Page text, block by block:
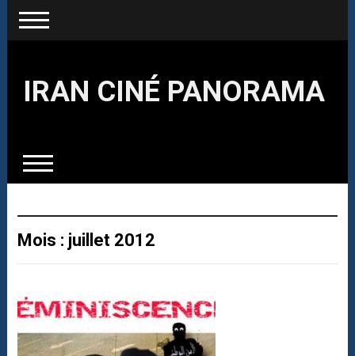
IRAN CINÉ PANORAMA
Mois : juillet 2012